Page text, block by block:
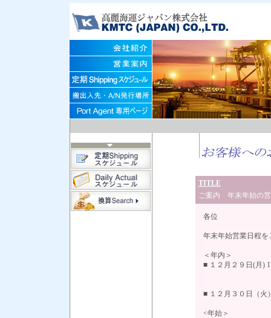
TITLE
ご案内 年末年始の
各位
年末年始営業日程
＜年内＞
■ １２月２９日(月)
■ １２月３０日（火
<年始＞